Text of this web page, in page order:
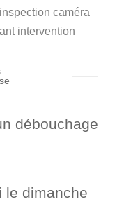
caméra
intervention
–
débouchage
le dimanche